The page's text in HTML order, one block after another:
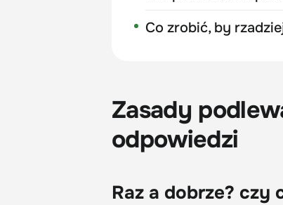
Co zrobić, by
Zasady
odpowiedzi
Raz a dobrze? czy